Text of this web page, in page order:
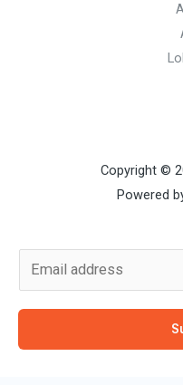
Copyright ©
Powered
m
a
i